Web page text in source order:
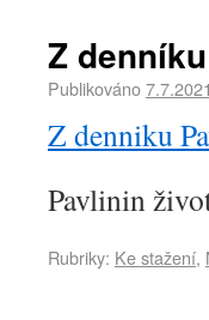
Z
Publikováno7.7.2021
Z denniku
Pavlinin
Rubriky: Ke stažení,